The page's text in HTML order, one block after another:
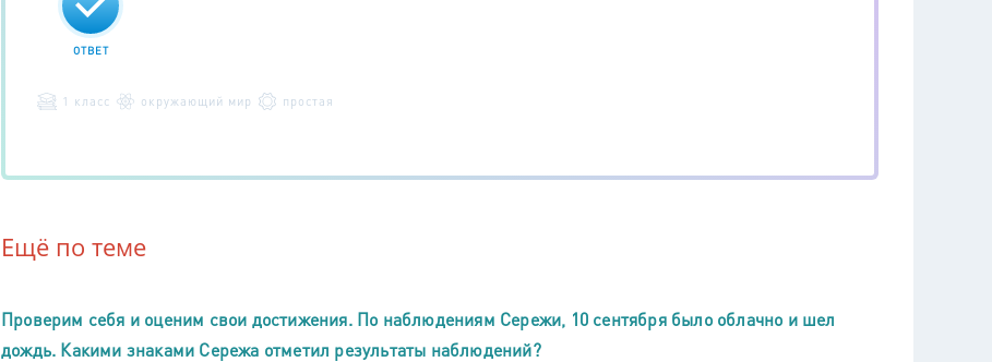
ОТВЕТ
1 класс окружающий мир простая
Ещё по теме
Проверим себя и оценим свои достижения. По наблюдениям Сережи, 10 сентября было облачно и шел
дождь. Какими знаками Сережа отметил результаты наблюдений?